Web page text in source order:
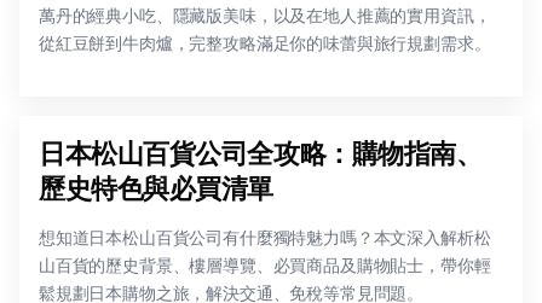
萬丹的經典小吃、隱藏版美味，以及在地人推薦的實用資訊，
從紅豆餅到牛肉爐，完整攻略滿足你的味蕾與旅行規劃需求。
日本松山百貨公司全攻略：購物指南、
歷史特色與必買清單
想知道日本松山百貨公司有什麼獨特魅力嗎？本文深入解析松
山百貨的歷史背景、樓層導覽、必買商品及購物貼士，帶你輕
鬆規劃日本購物之旅，解決交通、免稅等常見問題。